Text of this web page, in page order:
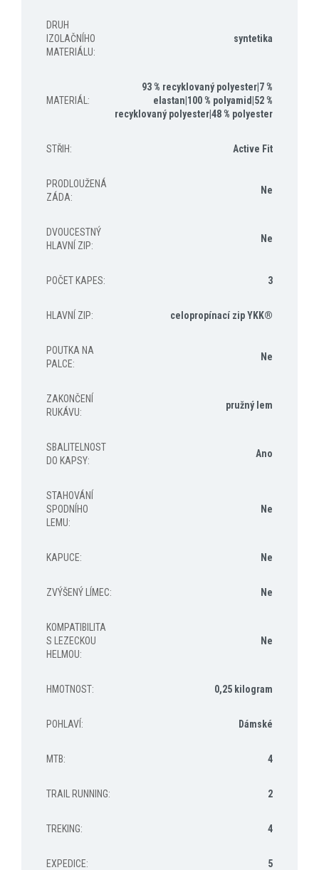
DRUH
IZOLAČNÍHO
MATERIÁLU:
syntetika
MATERIÁL :
93 % recyklovaný polyester|7 %
elastan|100 % polyamid|52 %
recyklovaný polyester|48 % polyester
STŘIH: Active Fit
PRODLOUŽENÁ
ZÁDA:
Ne
DVOUCESTNÝ
HLAVNÍ ZIP:
Ne
POČET KAPES: 3
HLAVNÍ ZIP: celopropínací zip YKK®
POUTKA NA
PALCE:
Ne
ZAKONČENÍ
RUKÁVU:
pružný lem
SBALITELNOST
DO KAPSY:
Ano
STAHOVÁNÍ
SPODNÍHO
LEMU:
Ne
KAPUCE: Ne
ZVÝŠENÝ LÍMEC: Ne
KOMPATIBILITA
S LEZECKOU
HELMOU:
Ne
HMOTNOST: 0,25 kilogram
POHLAVÍ: Dámské
MTB: 4
TRAIL RUNNING: 2
TREKING: 4
EXPEDICE: 5